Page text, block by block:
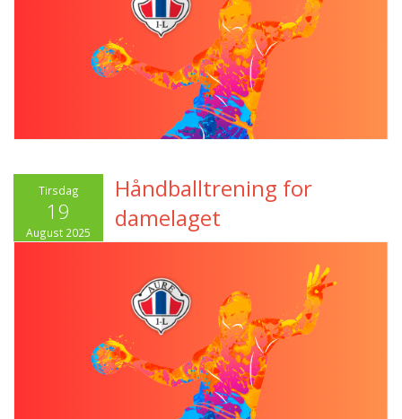
Tirsdag
19
August 2025
Håndballtrening for
damelaget